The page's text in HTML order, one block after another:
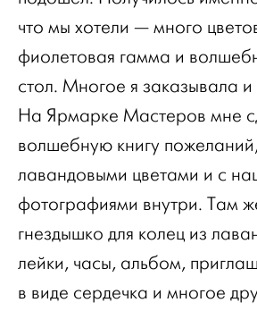
что мы хотели — много
фиолетовая гамма и
стол. Многое я заказывала
На Ярмарке Мастеров мне
волшебную книгу
лавандовыми цветами и с
фотографиями внутри. Там
гнездышко для колец из
лейки, часы, альбом,
в виде сердечка и многое